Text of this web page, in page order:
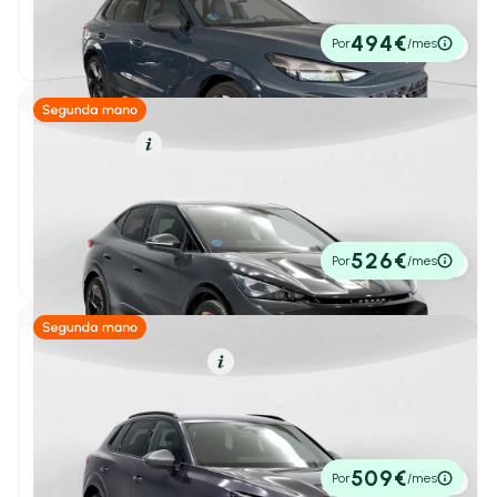
Capacidad del maletero
Desde Hasta
Color
Amarillo
(8)
(11)
Blanco
(0)
Bronce
26.567 km150cvAutomático
34.900€
P.V.P. contado
Por494€/mes
Resumen
77kWh 210kW (286CV) Endurance
11.662 km286cvAutomático
40.490€
P.V.P. contado
Por526€/mes
Resumen
CUPRA Terramar
1.5 TSI e-Hybrid 150kW (204 CV) DSG
24.635 km204cv Automático
35.900€
P.V.P. contado
Por509€/mes